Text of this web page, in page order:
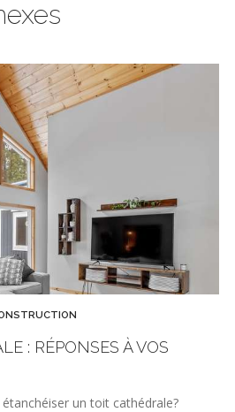
: RÉPONSES À VOS
un toit cathédrale?